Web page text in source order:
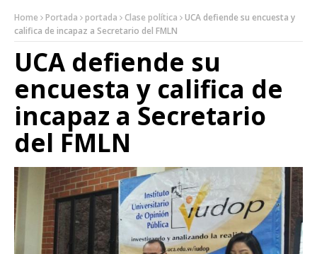
Home Portada portada Clase política
UCA defiende su encuesta y
califica de incapaz a Secretario del FMLN
UCA defiende su
encuesta y califica de
incapaz a Secretario
del FMLN